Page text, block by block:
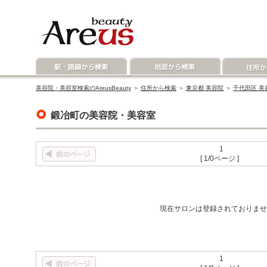
美容院・美容室検索のAreusBeauty ＞ 住所から検索 ＞ 東京都 美容院 ＞ 千代田区 美
鍛冶町の美容院・美容室
1
[ 1/0ページ ]
現在サロンは登録されておりま
1